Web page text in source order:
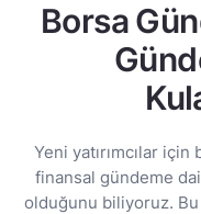
Borsa
Yeni yatırımcılar
finansal gündeme
olduğunu biliyoruz.